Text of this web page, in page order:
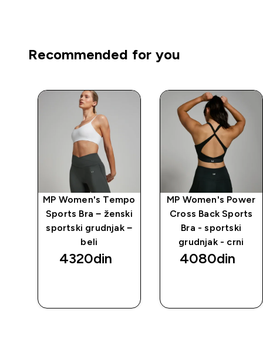
Recommended for you
MP Women's Tempo
Sports Bra − ženski
sportski grudnjak −
beli
4320din‎
MP Women's Power
Cross Back Sports
Bra - sportski
grudnjak - crni
4080din‎